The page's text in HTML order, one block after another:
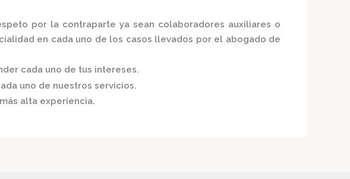
por la contraparte ya sean colaboradores auxiliares o
en cada uno de los casos llevados por el abogado de
cada uno de tus intereses.
uno de nuestros servicios.
alta experiencia.